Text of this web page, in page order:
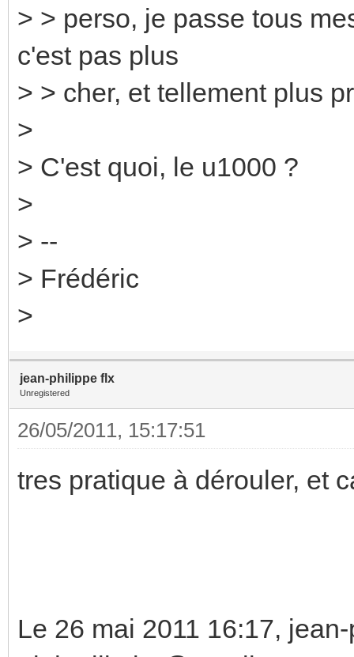
> > perso, je passe tous
c'est pas plus
> > cher, et tellement plus
>
> C'est quoi, le u1000 ?
>
> --
> Frédéric
>
jean-philippe flx
Unregistered
26/05/2011, 15:17:51
tres pratique à dérouler, et
Le 26 mai 2011 16:17,